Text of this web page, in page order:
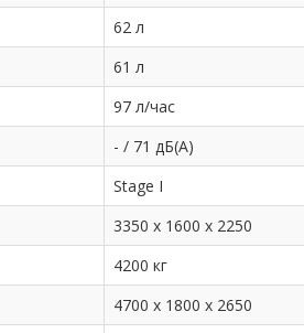
62 л
61 л
97 л/час
- / 71 дБ(А)
Stage I
3350 x 1600 x 2250
4200 кг
4700 x 1800 x 2650